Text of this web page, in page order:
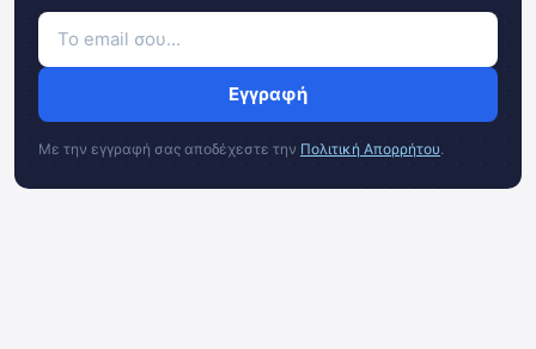
Εγγραφή
Με την εγγραφή σας αποδέχεστε την Πολιτική Απορρήτου.